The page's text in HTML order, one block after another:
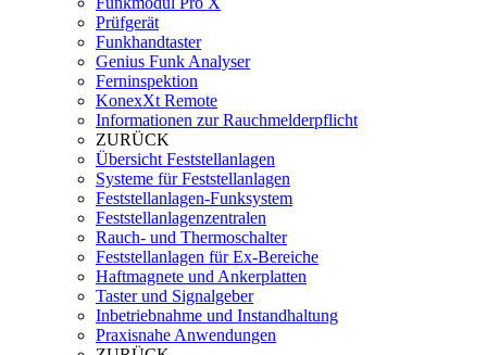
Prüfgerät
Funkhandtaster
Genius Funk Analyser
Ferninspektion
KonexXt Remote
Informationen zur Rauchmelderpflicht
ZURÜCK
Übersicht Feststellanlagen
Systeme für Feststellanlagen
Feststellanlagen-Funksystem
Feststellanlagenzentralen
Rauch- und Thermoschalter
Feststellanlagen für Ex-Bereiche
Haftmagnete und Ankerplatten
Taster und Signalgeber
Inbetriebnahme und Instandhaltung
Praxisnahe Anwendungen